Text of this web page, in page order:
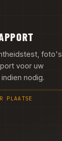
foto's
voor uw
nodig.
PLAATSE